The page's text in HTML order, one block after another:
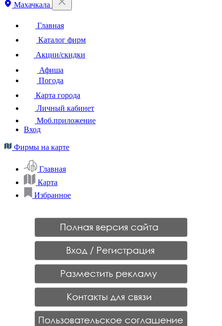
Махачкала
Главная
Каталог фирм
Акции/скидки
Афиша
Погода
Карта города
Личный кабинет
Моб.приложение
Вход
Фирмы на карте
Главная
Карта
Избранное